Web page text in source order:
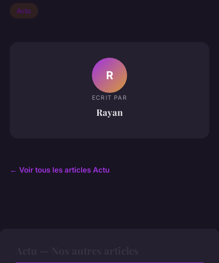
Actu
R
ECRIT PAR
Rayan
← Voir tous les articles Actu